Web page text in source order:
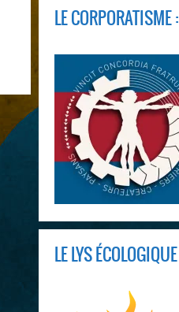
LE CORPORATISME :
LE LYS ÉCOLOGIQUE